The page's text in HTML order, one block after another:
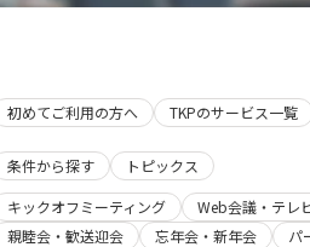
初めてご利用の方へ TKPのサービス一覧
条件から探す トピックス
キックオフミーティング Web会議・テレ
親睦会・歓送迎会
忘年会・新年会 パ